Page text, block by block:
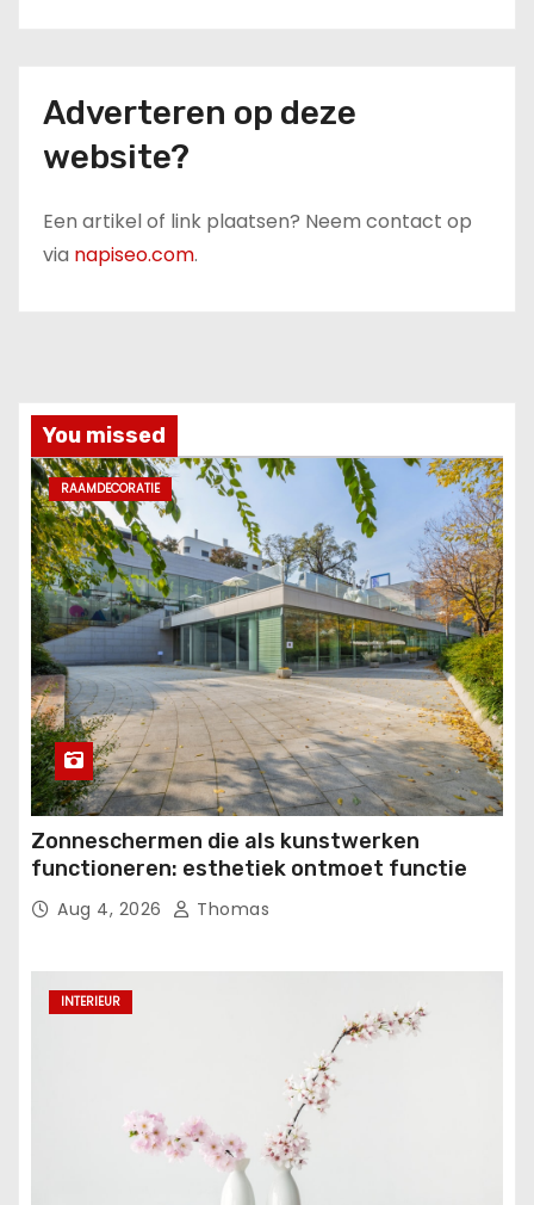
Adverteren op deze
website?
Een artikel of link plaatsen? Neem contact op
via napiseo.com.
You missed
RAAMDECORATIE
Zonneschermen die als kunstwerken
functioneren: esthetiek ontmoet functie
Aug 4, 2026 Thomas
INTERIEUR